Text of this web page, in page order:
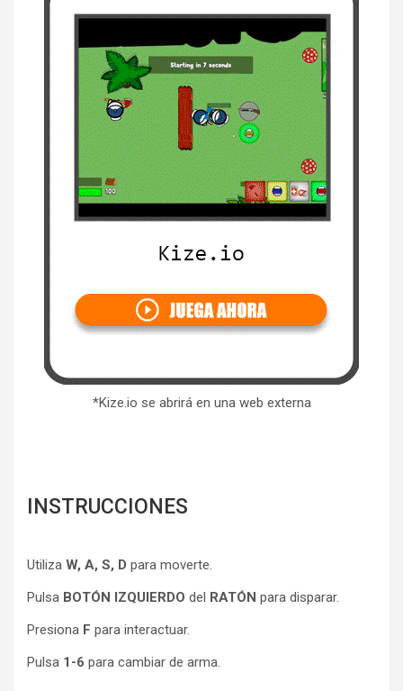
*Kize.io se abrirá en una web externa
INSTRUCCIONES
Utiliza W, A, S, D para moverte.
Pulsa BOTÓN IZQUIERDO del RATÓN para disparar.
Presiona F para interactuar.
Pulsa 1-6 para cambiar de arma.